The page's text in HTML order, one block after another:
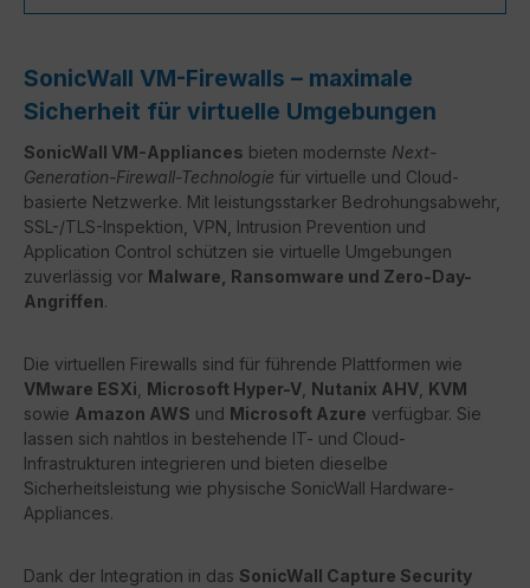
SonicWall VM-Firewalls – maximale
Sicherheit für virtuelle Umgebungen
SonicWall VM-Appliances bieten modernste Next-
Generation-Firewall-Technologie für virtuelle und Cloud-
basierte Netzwerke. Mit leistungsstarker Bedrohungsabwehr,
SSL-/TLS-Inspektion, VPN, Intrusion Prevention und
Application Control schützen sie virtuelle Umgebungen
zuverlässig vor Malware, Ransomware und Zero-Day-
Angriffen.
Die virtuellen Firewalls sind für führende Plattformen wie
VMware ESXi Microsoft Hyper-V Nutanix AHV KVM
sowie Amazon AWS und Microsoft Azure verfügbar. Sie
lassen sich nahtlos in bestehende IT- und Cloud-
Infrastrukturen integrieren und bieten dieselbe
Sicherheitsleistung wie physische SonicWall Hardware-
Appliances.
Dank der Integration in das SonicWall Capture Security